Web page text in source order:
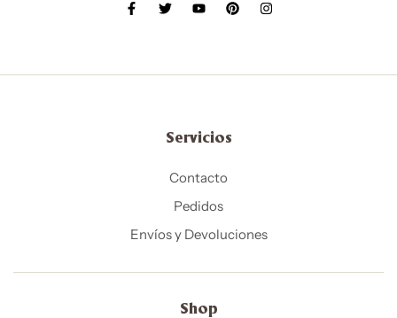
Servicios
Contacto
Pedidos
Envíos y Devoluciones
Shop